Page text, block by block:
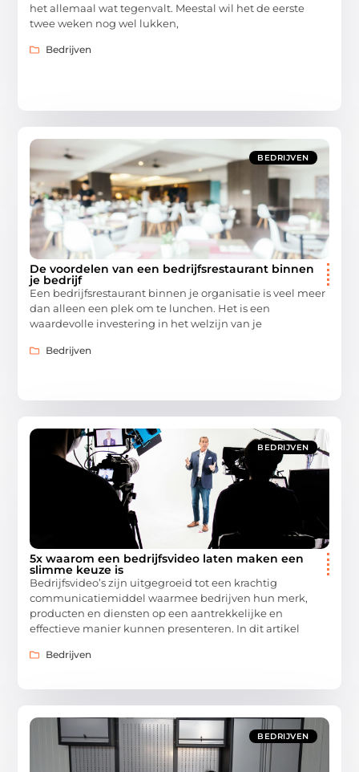
het allemaal wat tegenvalt. Meestal wil het de eerste
twee weken nog wel lukken,
Bedrijven
BEDRIJVEN
De voordelen van een bedrijfsrestaurant binnen
je bedrijf
Een bedrijfsrestaurant binnen je organisatie is veel meer
dan alleen een plek om te lunchen. Het is een
waardevolle investering in het welzijn van je
Bedrijven
BEDRIJVEN
5x waarom een bedrijfsvideo laten maken een
slimme keuze is
Bedrijfsvideo’s zijn uitgegroeid tot een krachtig
communicatiemiddel waarmee bedrijven hun merk,
producten en diensten op een aantrekkelijke en
effectieve manier kunnen presenteren. In dit artikel
Bedrijven
BEDRIJVEN